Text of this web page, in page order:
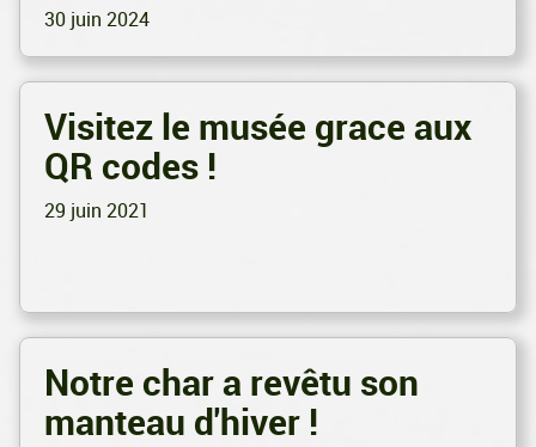
30 juin 2024
Visitez le musée grace aux
QR codes !
29 juin 2021
Notre char a revêtu son
manteau d'hiver !